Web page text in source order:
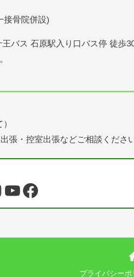
骨院併設)
バス 石原駅入り口バス停 徒歩
張・控室出張などご相談ください
プライバシー